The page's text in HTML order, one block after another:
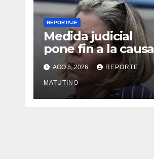
REPORTAJE
Medida judicial
pone fin a la causa
contra la exjuex
Afiuni
AGO 8, 2026 REPORTE
MATUTINO